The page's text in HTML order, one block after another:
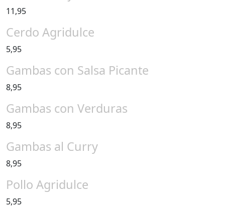
11,95
Cerdo Agridulce
5,95
Gambas con Salsa Picante
8,95
Gambas con Verduras
8,95
Gambas al Curry
8,95
Pollo Agridulce
5,95